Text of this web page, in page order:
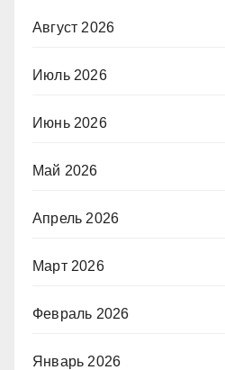
Август 2026
Июль 2026
Июнь 2026
Май 2026
Апрель 2026
Март 2026
Февраль 2026
Январь 2026